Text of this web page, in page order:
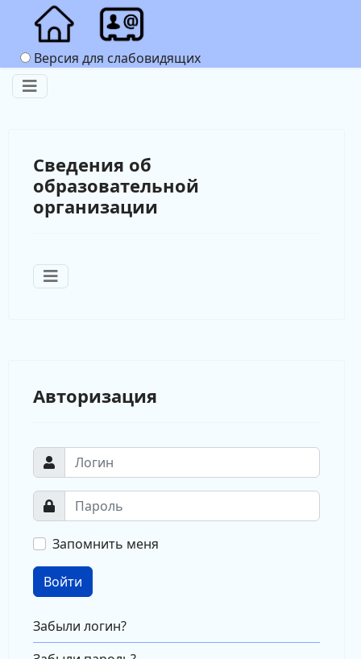
Версия для слабовидящих
Сведения об
образовательной
организации
Авторизация
Запомнить меня
Войти
Забыли логин?